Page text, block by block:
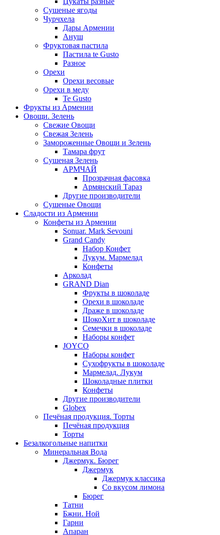
Сушеные ягоды
Чурчхела
Дары Армении
Ануш
Фруктовая пастила
Пастила te Gusto
Разное
Орехи
Орехи весовые
Орехи в меду
Te Gusto
Фрукты из Армении
Овощи. Зелень
Свежие Овощи
Свежая Зелень
Замороженные Овощи и Зелень
Тамара фрут
Сушеная Зелень
АРМЧАЙ
Прозрачная фасовка
Армянский Тараз
Другие производители
Сушеные Овощи
Сладости из Армении
Конфеты из Армении
Sonuar. Mark Sevouni
Grand Candy
Набор Конфет
Лукум. Мармелад
Конфеты
Арколад
GRAND Dian
Фрукты в шоколаде
Орехи в шоколаде
Драже в шоколаде
ШокоХит в шоколаде
Семечки в шоколаде
Наборы конфет
JOYCO
Наборы конфет
Сухофрукты в шоколаде
Мармелад. Лукум
Шоколадные плитки
Конфеты
Другие производители
Globex
Печёная продукция. Торты
Печёная продукция
Торты
Безалкогольные напитки
Минеральная Вода
Джермук. Бюрег
Джермук
Джермук классика
Со вкусом лимона
Бюрег
Татни
Бжни. Ной
Гарни
Апаран